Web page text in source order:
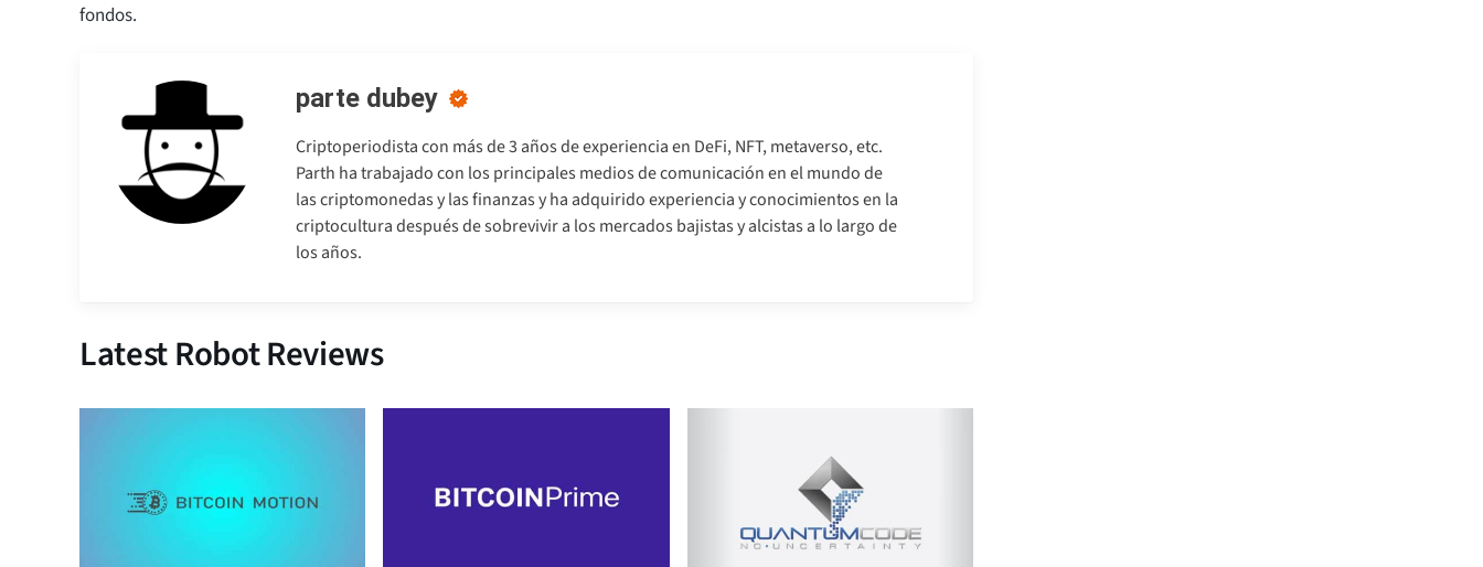
fondos.
parte dubey
Criptoperiodista con más de 3 años de experiencia en DeFi, NFT, metaverso, etc.
Parth ha trabajado con los principales medios de comunicación en el mundo de
las criptomonedas y las finanzas y ha adquirido experiencia y conocimientos en la
criptocultura después de sobrevivir a los mercados bajistas y alcistas a lo largo de
los años.
Latest Robot Reviews